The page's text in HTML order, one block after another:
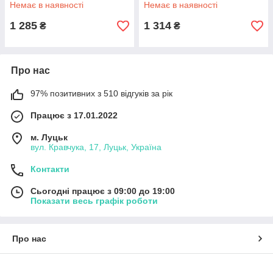
Немає в наявності
1 285 ₴
Немає в наявності
1 314 ₴
Про нас
97% позитивних з 510 відгуків за рік
Працює з 17.01.2022
м. Луцьк
вул. Кравчука, 17, Луцьк, Україна
Контакти
Сьогодні працює з 09:00 до 19:00
Показати весь графік роботи
Про нас